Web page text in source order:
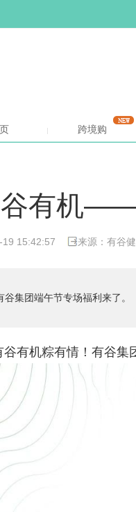
跨境购
有机
19 15:42:57 来源：有谷
集团端午节专场福利来了。
有机粽有情！有谷集